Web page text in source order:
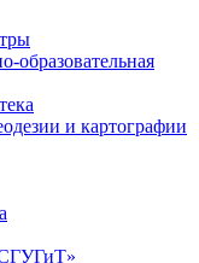
образовательная
и картографии